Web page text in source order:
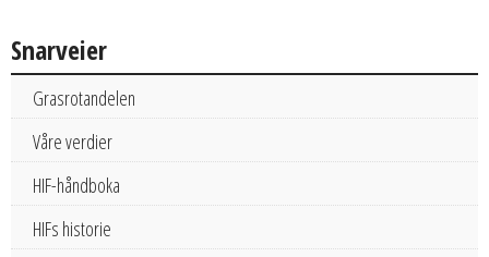
Snarveier
Grasrotandelen
Våre verdier
HIF-håndboka
HIFs historie